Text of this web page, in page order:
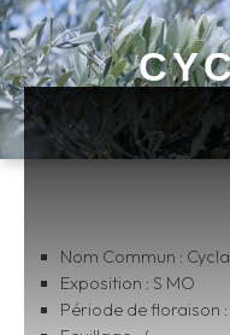
Nom Commun :
Exposition : S MO
Période de floraison